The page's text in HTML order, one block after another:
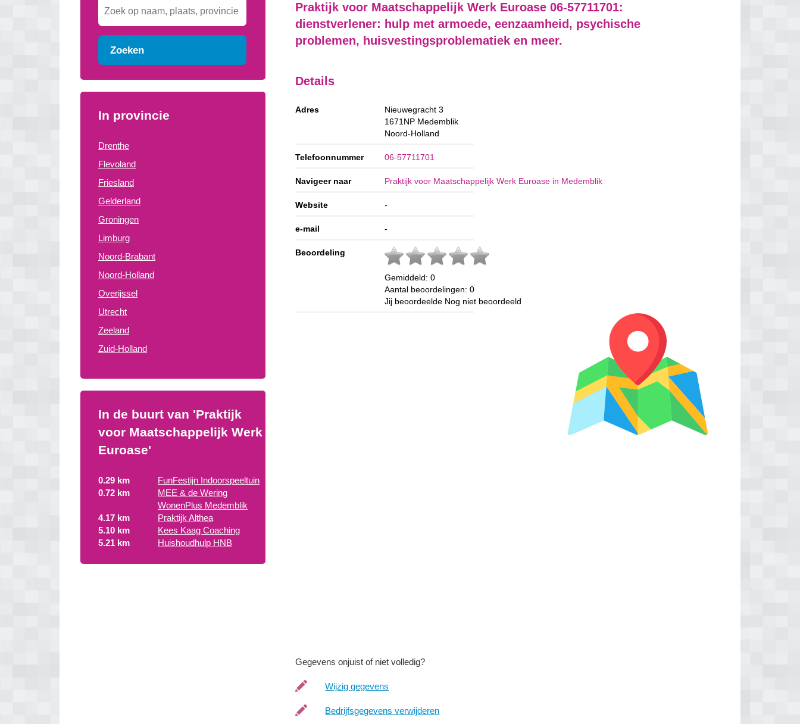
Zoeken
In provincie
Drenthe
Flevoland
Friesland
Gelderland
Groningen
Limburg
Noord-Brabant
Noord-Holland
Overijssel
Utrecht
Zeeland
Zuid-Holland
In de buurt van 'Praktijk
voor Maatschappelijk Werk
Euroase'
0.29 km
FunFestijn Indoorspeeltuin
0.72 km
MEE & de Wering
WonenPlus Medemblik
4.17 km
Praktijk Althea
5.10 km
Kees Kaag Coaching
5.21 km
Huishoudhulp HNB
Praktijk voor Maatschappelijk Werk Euroase 06-57711701:
dienstverlener: hulp met armoede, eenzaamheid, psychische
problemen, huisvestingsproblematiek en meer.
Details
Adres
Nieuwegracht 3
1671NP Medemblik
Noord-Holland
Telefoonnummer 06-57711701
Navigeer naar Praktijk voor Maatschappelijk Werk Euroase in Medemblik
Website -
e-mail -
Beoordeling
Gemiddeld:0
Aantal beoordelingen:0
Jij beoordeelde Nog niet beoordeeld
Gegevens onjuist of niet volledig?
Wijzig gegevens
Bedrijfsgegevens verwijderen